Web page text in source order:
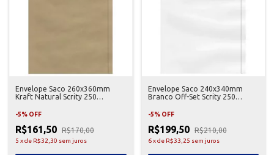
Envelope Saco 260x360mm
Kraft Natural Scrity 250
-5% OFF
R$161,50 R$170,00
5 xde R$32,30 sem juros
Envelope Saco 240x340mm
Branco Off-Set Scrity 250
-5% OFF
R$199,50 R$210,00
6 xde R$33,25 sem juros